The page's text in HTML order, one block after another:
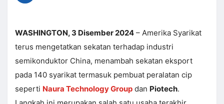
WASHINGTON, 3 Disember 2024 – Amerika Syarikat
terus mengetatkan sekatan terhadap industri
semikonduktor China, menambah sekatan eksport
pada 140 syarikat termasuk pembuat peralatan cip
seperti Naura Technology Group dan Piotech.